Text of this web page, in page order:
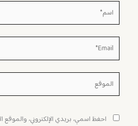
اسم*
Email*
الموقع
احفظ اسمي، بريدي الإلكتروني، والموقع